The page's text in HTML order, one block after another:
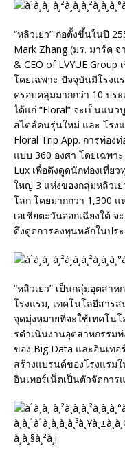
“หลิวเย่ว” ก่อตั้งขึ้นในปี
Mark Zhang (มร. มาร์ค
& CEO of LVYUE Group
โดยเฉพาะ ปัจจุบันมีโรงแ
ครอบคลุมมากกว่า 10 ปร
ได้แก่ “Floral” จะเป็นแน
สไตล์คนรุ่นใหม่ และ โรง
Floral Trip App. การท่อง
แบบ 360 องศา โดยเฉพา
Lux เพื่อดึงดูดนักท่องเที่ย
ใหญ่ 3 แห่งของกลุ่มหลิวเ
โลก โดยมากกว่า 1,300
เอเชียตะวันออกเฉียงใต้
ดึงดูดการลงทุนหลักในประ
“หลิวเย่ว” เป็นกลุ่มอุตสา
โรงแรม, เทคโนโลยีสาร
จุดมุ่งหมายที่จะใช้เทคโน
รดำเนินงานอุตสาหกรรม
ของ Big Data และอินเทอ
สร้างแบรนด์ของโรงแรม
อินเทอร์เน็ตเป็นตัวจัดกา